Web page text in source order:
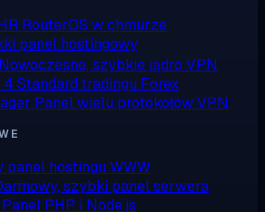
RouterOS w chmurze
panel hostingowy
Nowoczesne, szybkie jądro VPN
4 Standard tradingu Forex
Panel wielu protokołów VPN
panel hostingu WWW
szybki panel serwera
Panel PHP i Node.js